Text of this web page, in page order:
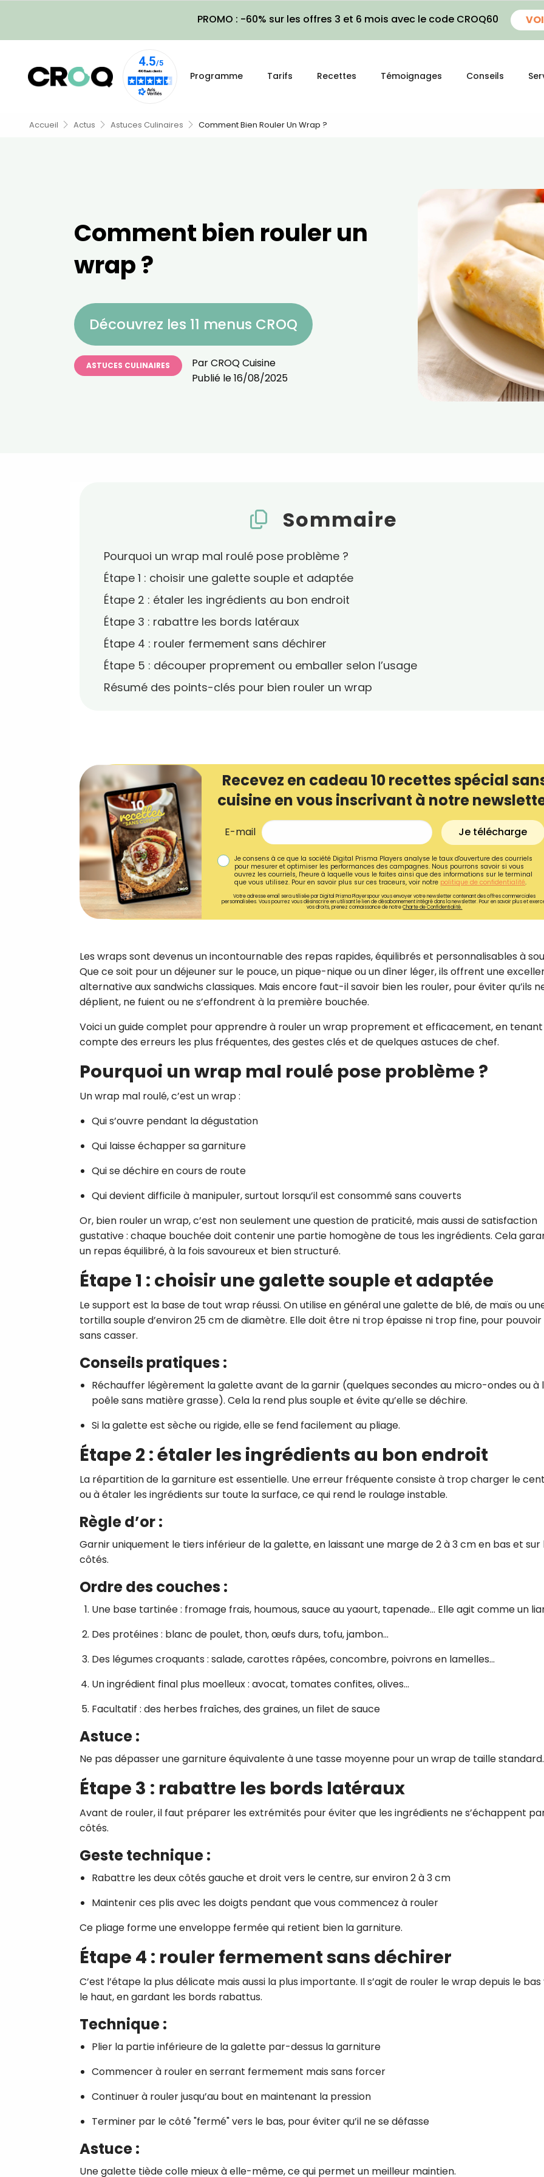
PROMO : -60% sur les offres 3 et 6 mois avec le code CROQ60
Programme Tarifs Recettes Témoignages Conseils
Accueil Actus Astuces Culinaires Comment Bien Rouler Un Wrap ?
Comment bien rouler un
wrap ?
Découvrez les 11 menus CROQ
ASTUCES CULINAIRES ParCROQ Cuisine
Publié le16/08/2025
Sommaire
Pourquoi un wrap mal roulé pose problème ?
Étape 1 : choisir une galette souple et adaptée
Étape 2 : étaler les ingrédients au bon endroit
Étape 3 : rabattre les bords latéraux
Étape 4 : rouler fermement sans déchirer
Étape 5 : découper proprement ou emballer selon l’usage
Résumé des points-clés pour bien rouler un wrap
Recevez en cadeau 10 recettes spécial
cuisine en vous inscrivant à notre
E-mail Je télécharge
Je consens à ce que la société Digital Prisma Players analyse le taux d'ouverture des courriels
pour mesurer et optimiser les performances des campagnes. Nous pourrons savoir si vous
ouvrez les courriels, l'heure à laquelle vous le faites ainsi que des informations sur le terminal
que vous utilisez. Pour en savoir plus sur ces traceurs, voir notre politique de confidentialité.
Votre adresse email sera utilisée par Digital Prisma Playerspour vous envoyer votre newsletter contenant des offres commerciales
personnalisées. Vous pourrez vous désinscrire en utilisant le lien de désabonnement intégré dans la newsletter. Pour en savoir plus et
vos droits, prenez connaissance de notreCharte de Confidentialité.
Les wraps sont devenus un incontournable des repas rapides, équilibrés et personnalisables à
Que ce soit pour un déjeuner sur le pouce, un pique-nique ou un dîner léger, ils offrent une
alternative aux sandwichs classiques. Mais encore faut-il savoir bien les rouler, pour éviter qu’ils
déplient, ne fuient ou ne s’effondrent à la première bouchée.
Voici un guide complet pour apprendre à rouler un wrap proprement et efficacement, en tenant
compte des erreurs les plus fréquentes, des gestes clés et de quelques astuces de chef.
Pourquoi un wrap mal roulé pose problème ?
Un wrap mal roulé, c’est un wrap :
Qui s’ouvre pendant la dégustation
Qui laisse échapper sa garniture
Qui se déchire en cours de route
Qui devient difficile à manipuler, surtout lorsqu’il est consommé sans couverts
Or, bien rouler un wrap, c’est non seulement une question de praticité, mais aussi de satisfaction
gustative : chaque bouchée doit contenir une partie homogène de tous les ingrédients. Cela
un repas équilibré, à la fois savoureux et bien structuré.
Étape 1 : choisir une galette souple et adaptée
Le support est la base de tout wrap réussi. On utilise en général une galette de blé, de maïs ou
tortilla souple d’environ 25 cm de diamètre. Elle doit être ni trop épaisse ni trop fine, pour
sans casser.
Conseils pratiques :
Réchauffer légèrement la galette avant de la garnir (quelques secondes au micro-ondes ou à
poêle sans matière grasse). Cela la rend plus souple et évite qu’elle se déchire.
Si la galette est sèche ou rigide, elle se fend facilement au pliage.
Étape 2 : étaler les ingrédients au bon endroit
La répartition de la garniture est essentielle. Une erreur fréquente consiste à trop charger le
ou à étaler les ingrédients sur toute la surface, ce qui rend le roulage instable.
Règle d’or :
Garnir uniquement le tiers inférieur de la galette, en laissant une marge de 2 à 3 cm en bas et sur
côtés.
Ordre des couches :
Une base tartinée : fromage frais, houmous, sauce au yaourt, tapenade… Elle agit comme un
Des protéines : blanc de poulet, thon, œufs durs, tofu, jambon…
Des légumes croquants : salade, carottes râpées, concombre, poivrons en lamelles…
Un ingrédient final plus moelleux : avocat, tomates confites, olives…
Facultatif : des herbes fraîches, des graines, un filet de sauce
Astuce :
Ne pas dépasser une garniture équivalente à une tasse moyenne pour un wrap de taille standard.
Étape 3 : rabattre les bords latéraux
Avant de rouler, il faut préparer les extrémités pour éviter que les ingrédients ne s’échappent
côtés.
Geste technique :
Rabattre les deux côtés gauche et droit vers le centre, sur environ 2 à 3 cm
Maintenir ces plis avec les doigts pendant que vous commencez à rouler
Ce pliage forme une enveloppe fermée qui retient bien la garniture.
Étape 4 : rouler fermement sans déchirer
C’est l’étape la plus délicate mais aussi la plus importante. Il s’agit de rouler le wrap depuis le
le haut, en gardant les bords rabattus.
Technique :
Plier la partie inférieure de la galette par-dessus la garniture
Commencer à rouler en serrant fermement mais sans forcer
Continuer à rouler jusqu’au bout en maintenant la pression
Terminer par le côté "fermé" vers le bas, pour éviter qu’il ne se défasse
Astuce :
Une galette tiède colle mieux à elle-même, ce qui permet un meilleur maintien.
Recevez
de nos meilleures
spécial sans cuisine
Ainsi que la newsletter
pourrons savoir si vous ouvrez les
des informations sur le terminal
utilisez. Pour en savoir plus sur ces
voir notrepolitique de
Votre adresse email sera utilisée par Digital Prisma
envoyer votre newsletter contenant des offres
personnalisées. Vous pourrez vous désinscrire en
désabonnement intégré dans la newsletter. Pour en
exercer vos droits, prenez connaissance de notre